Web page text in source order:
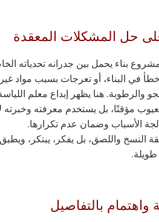
حل المشكلات المعقدة
بناء يحمل بين جدرانه تحدياته
في البناء، أو تعرجات بسبب مواد
والرطوبة. هنا يظهر إبداع معلم
مؤقتًا، بل يستخدم معرفته
الأسباب وضمان عدم تكرارها.
النسخ واللصق، بل يفكر، يبتكر،
طويلة.
واهتمام بالتفاصيل